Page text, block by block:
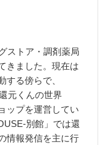
ストア・調剤薬局
きました。現在は
する傍らで、
元くんの世界
ップを運営してい
別館」では還
情報発信を主に行